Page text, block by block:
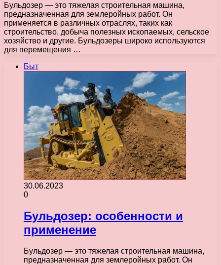
Бульдозер — это тяжелая строительная машина,
предназначенная для землеройных работ. Он
применяется в различных отраслях, таких как
строительство, добыча полезных ископаемых, сельское
хозяйство и другие. Бульдозеры широко используются
для перемещения …
Быт
30.06.2023
0
Бульдозер: особенности и
применение
Бульдозер — это тяжелая строительная машина,
предназначенная для землеройных работ. Он